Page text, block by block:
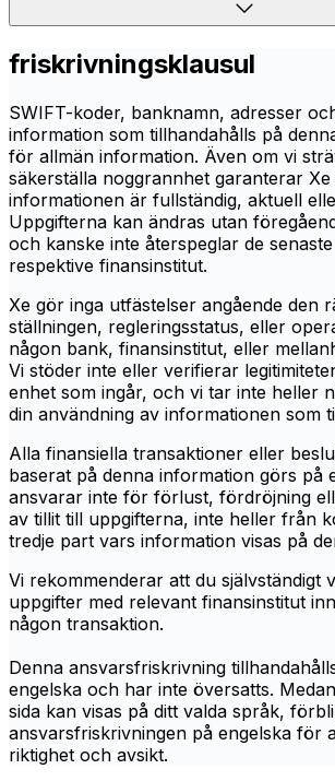
friskrivningsklausul
SWIFT-koder, banknamn, adresser
information som tillhandahålls på
för allmän information. Även om vi
säkerställa noggrannhet garanterar Xe
informationen är fullständig, aktuell
Uppgifterna kan ändras utan
och kanske inte återspeglar de
respektive finansinstitut.
Xe gör inga utfästelser angående den
ställningen, regleringsstatus, eller
någon bank, finansinstitut, eller
Vi stöder inte eller verifierar
enhet som ingår, och vi tar inte heller
din användning av informationen som
Alla finansiella transaktioner eller
baserat på denna information görs på
ansvarar inte för förlust, fördröjning
av tillit till uppgifterna, inte heller från
tredje part vars information visas på
Vi rekommenderar att du självständigt
uppgifter med relevant finansinstitut
någon transaktion.
Denna ansvarsfriskrivning
engelska och har inte översatts.
sida kan visas på ditt valda språk,
ansvarsfriskrivningen på engelska för
riktighet och avsikt.